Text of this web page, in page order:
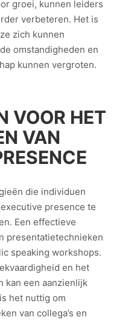
groei, kunnen leiders
verbeteren. Het is
zich kunnen
omstandigheden en
kunnen vergroten.
VOOR HET
VAN
die individuen
presence te
Een effectieve
presentatietechnieken
speaking workshops.
en het
kan een aanzienlijk
het nuttig om
van collega’s en